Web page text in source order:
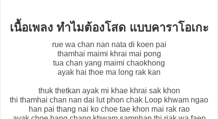
เนื้อเพลง ทำไมต้องโสด แบบคาราโอเกะ
rue wa chan nan nata di koen pai
thamhai maimi khrai mai pong
tua chan yang maimi chaokhong
ayak hai thoe ma long rak kan
thuk thetkan ayak mi khae khrai sak khon
thi thamhai chan nan dai lut phon chak Loop khwam ngao
han pai thang nai ko choe tae khon mai rak rao